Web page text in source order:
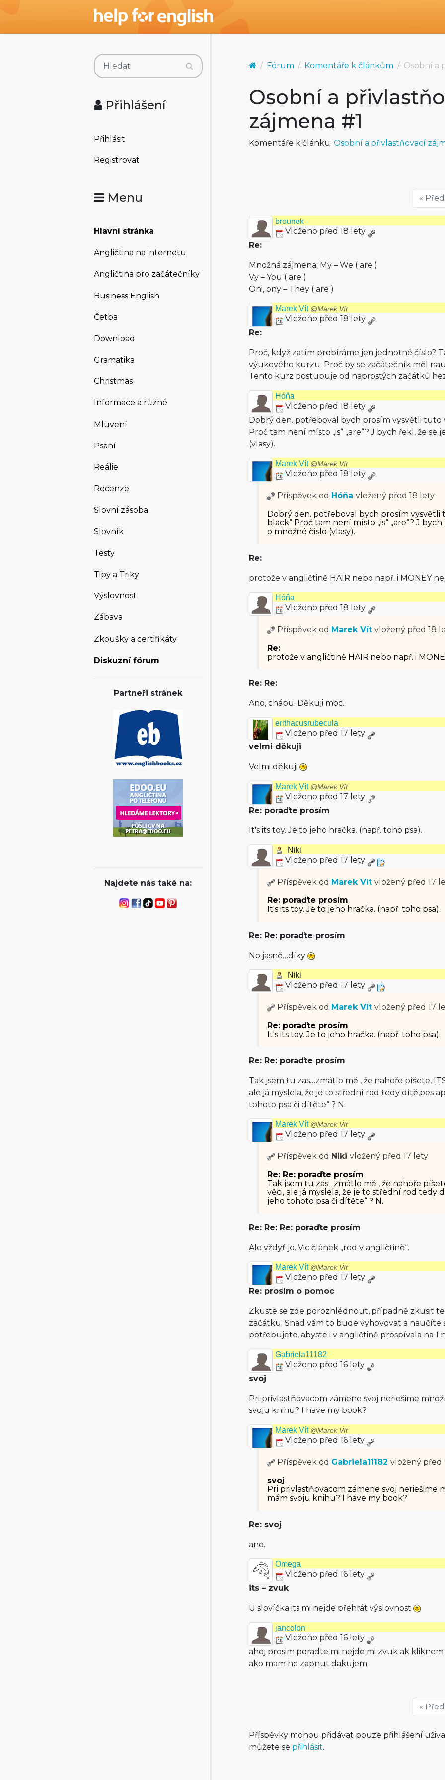
Přihlášení
Přihlásit
Registrovat
Menu
Hlavní stránka
Angličtina na internetu
Angličtina pro začátečníky
Business English
Četba
Download
Gramatika
Christmas
Informace a různé
Mluvení
Psaní
Reálie
Recenze
Slovní zásoba
Slovník
Testy
Tipy a Triky
Výslovnost
Zábava
Zkoušky a certifikáty
Diskuzní fórum
Partneři stránek
Najdete nás také na:
Fórum Komentáře k článkům Osobní a
Osobní a
zájmena #1
Komentáře k článku: Osobní a přivlastňovací
«
brounek
Vloženo před 18 lety
Re:
Množná zájmena: My – We ( are )
Vy – You ( are )
Oni, ony – They ( are )
Marek Vít @Marek Vít
Vloženo před 18 lety
Re:
Proč, když zatím probíráme jen jednotné číslo?
výukového kurzu. Proč by se začátečník měl
Tento kurz postupuje od naprostých začátků
Hóňa
Vloženo před 18 lety
Dobrý den. potřeboval bych prosím vysvětli tuto
Proč tam není místo „is“ „are“? J bych řekl, že se
(vlasy).
Marek Vít @Marek Vít
Vloženo před 18 lety
Příspěvek od Hóňa vložený před 18 lety
Dobrý den. potřeboval bych prosím vysvětli
black“ Proč tam není místo „is“ „are“? J
o množné číslo (vlasy).
Re:
protože v angličtině HAIR nebo např. i MONEY
Hóňa
Vloženo před 18 lety
Příspěvek od Marek Vít vložený před 18
Re:
protože v angličtině HAIR nebo např. i
Re: Re:
Ano, chápu. Děkuji moc.
erithacusrubecula
Vloženo před 17 lety
velmi děkuji
Velmi děkuji
Marek Vít @Marek Vít
Vloženo před 17 lety
Re: poraďte prosím
It's its toy. Je to jeho hračka. (např. toho psa).
Niki
Vloženo před 17 lety
Příspěvek od Marek Vít vložený před 17
Re: poraďte prosím
It's its toy. Je to jeho hračka. (např. toho psa).
Re: Re: poraďte prosím
No jasně…díky
Niki
Vloženo před 17 lety
Příspěvek od Marek Vít vložený před 17
Re: poraďte prosím
It's its toy. Je to jeho hračka. (např. toho psa).
Re: Re: poraďte prosím
Tak jsem tu zas…zmátlo mě , že nahoře píšete,
ale já myslela, že je to střední rod tedy dítě,pes
tohoto psa či dítěte“ ? N.
Marek Vít @Marek Vít
Vloženo před 17 lety
Příspěvek od Niki vložený před 17 lety
Re: Re: poraďte prosím
Tak jsem tu zas…zmátlo mě , že nahoře
věci, ale já myslela, že je to střední rod tedy
jeho tohoto psa či dítěte“ ? N.
Re: Re: Re: poraďte prosím
Ale vždyť jo. Vic článek „rod v angličtině“.
Marek Vít @Marek Vít
Vloženo před 17 lety
Re: prosím o pomoc
Zkuste se zde porozhlédnout, případně zkusit
začátku. Snad vám to bude vyhovovat a naučíte
potřebujete, abyste i v angličtině prospívala na 1
Gabriela11182
Vloženo před 16 lety
svoj
Pri privlastňovacom zámene svoj neriešime
svoju knihu? I have my book?
Marek Vít @Marek Vít
Vloženo před 16 lety
Příspěvek od Gabriela11182 vložený před
svoj
Pri privlastňovacom zámene svoj neriešime
mám svoju knihu? I have my book?
Re: svoj
ano.
Omega
Vloženo před 16 lety
its – zvuk
U slovíčka its mi nejde přehrát výslovnost
jancolon
Vloženo před 16 lety
ahoj prosim poradte mi nejde mi zvuk ak
ako mam ho zapnut dakujem
«
Příspěvky mohou přidávat pouze přihlášení
můžete se přihlásit.